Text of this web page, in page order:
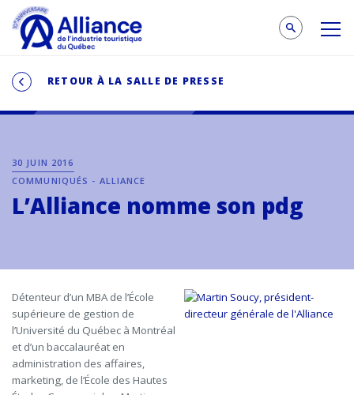
RETOUR À LA SALLE DE PRESSE
30 JUIN 2016
COMMUNIQUÉS - ALLIANCE
L’Alliance nomme son pdg
Détenteur d’un MBA de l’École
supérieure de gestion de
l’Université du Québec à Montréal
et d’un baccalauréat en
administration des affaires,
marketing, de l’École des Hautes